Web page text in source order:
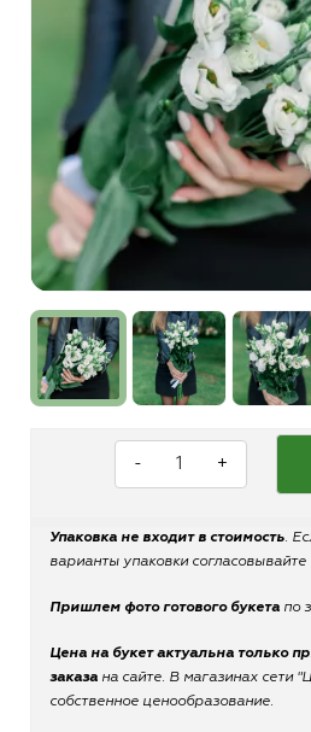
Упаковка не входит в стоимость.
варианты упаковки согласовывайте
Пришлем фото готового букета по
Цена на букет актуальна только
заказа на сайте. В магазинах сети
собственное ценообразование.
+
-